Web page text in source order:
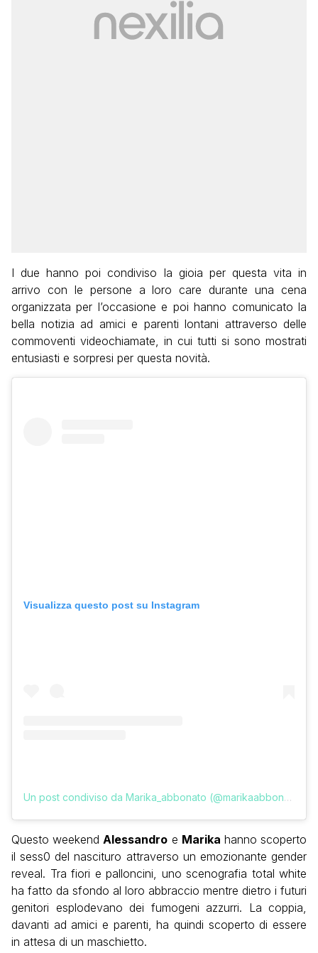
I due hanno poi condiviso la gioia per questa vita in
arrivo con le persone a loro care durante una cena
organizzata per l’occasione e poi hanno comunicato la
bella notizia ad amici e parenti lontani attraverso delle
commoventi videochiamate, in cui tutti si sono mostrati
entusiasti e sorpresi per questa novità.
Visualizza questo post su Instagram
Un post condiviso da Marika_abbonato (@marikaabbonato_)
Questo weekendAlessandro e Marika hanno scoperto
il sess0 del nascituro attraverso un emozionante gender
reveal. Tra fiori e palloncini, uno scenografia total white
ha fatto da sfondo al loro abbraccio mentre dietro i futuri
genitori esplodevano dei fumogeni azzurri. La coppia,
davanti ad amici e parenti, ha quindi scoperto di essere
in attesa di un maschietto.